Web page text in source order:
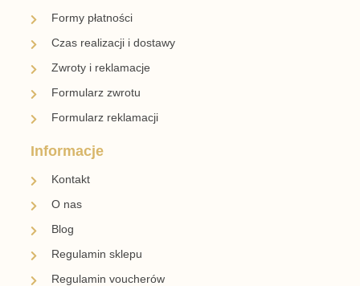
Formy płatności
Czas realizacji i dostawy
Zwroty i reklamacje
Formularz zwrotu
Formularz reklamacji
Informacje
Kontakt
O nas
Blog
Regulamin sklepu
Regulamin voucherów